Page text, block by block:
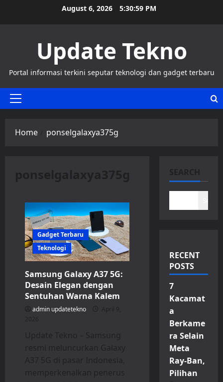
August 6, 2026 5:30:59 PM
Update Tekno
Portal informasi terkini seputar teknologi dan gadget terbaru
Primary
Home ponselgalaxya375g
ponselgalaxya375g
Gadget Terbaru
Teknologi
Samsung Galaxy A37 5G:
Desain Elegan dengan
Sentuhan Warna Kalem
admin updatetekno
April 9,
2026
Update Tekno – Samsung
resmi meluncurkan Galaxy
A37 5G di pasar Indonesia,
memperkenalkan penerus
SEARCH
RECENT
POSTS
7
Kacamat
a
Berkame
ra Selain
Meta
Ray-Ban,
Pilihan